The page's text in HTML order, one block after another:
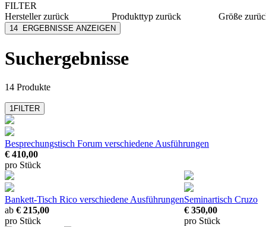
FILTER
Herstellerzurück
Narbutas
Steelcase
Produkttyp zurück
Größe
14 ERGEBNISSE ANZEIGEN
Suchergebnisse
14 Produkte
1FILTER
Besprechungstisch Forum verschiedene Ausführungen
€ 410,00
pro Stück
Bankett-Tisch Rico verschiedene Ausführungen
ab € 215,00
pro Stück
Seminartisch Cruzo
€ 350,00
pro Stück